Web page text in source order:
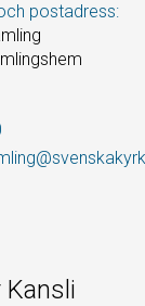
postadress: